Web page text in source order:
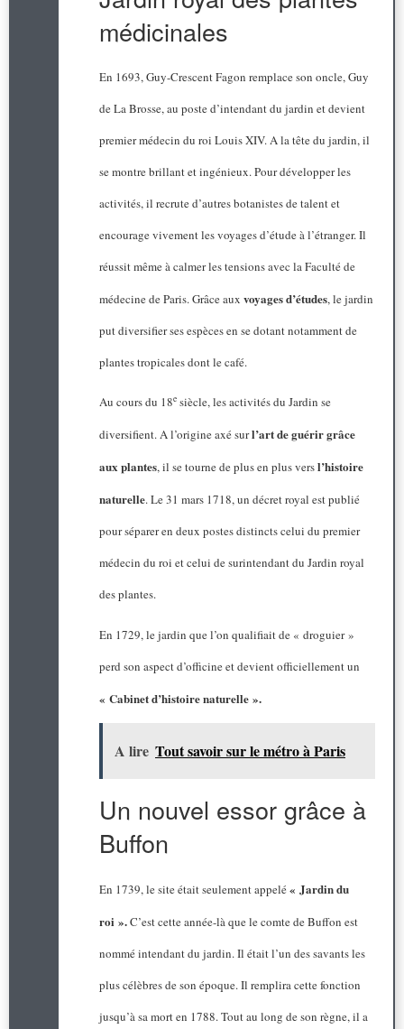
médicinales
En 1693, Guy-Crescent Fagon remplace son oncle, Guy
de La Brosse, au poste d’intendant du jardin et devient
premier médecin du roi Louis XIV. A la tête du jardin, il
se montre brillant et ingénieux. Pour développer les
activités, il recrute d’autres botanistes de talent et
encourage vivement les voyages d’étude à l’étranger. Il
réussit même à calmer les tensions avec la Faculté de
médecine de Paris. Grâce aux voyages d’études, le jardin
put diversifier ses espèces en se dotant notamment de
plantes tropicales dont le café.
Au cours du 18e siècle, les activités du Jardin se
diversifient. A l’origine axé surl’art de guérir grâce
aux plantes, il se tourne de plus en plus versl’histoire
naturelle. Le 31 mars 1718, un décret royal est publié
pour séparer en deux postes distincts celui du premier
médecin du roi et celui de surintendant du Jardin royal
des plantes.
En 1729, le jardin que l’on qualifiait de « droguier »
perd son aspect d’officine et devient officiellement un
« Cabinet d’histoire naturelle ».
A lire Tout savoir sur le métro à Paris
Un nouvel essor grâce à
Buffon
En 1739, le site était seulement appelé« Jardin du
roi ».C’est cette année-là que le comte de Buffon est
nommé intendant du jardin. Il était l’un des savants les
plus célèbres de son époque. Il remplira cette fonction
jusqu’à sa mort en 1788. Tout au long de son règne, il a